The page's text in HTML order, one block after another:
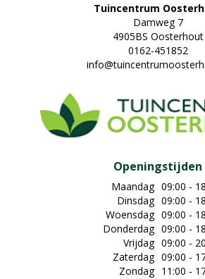
Tuincentrum
Damweg 7
4905BS Oosterhout
0162-451852
Openingstijden
Maandag 09:00 -
Dinsdag 09:00 -
Woensdag 09:00 -
Donderdag 09:00 -
Vrijdag 09:00 -
Zaterdag 09:00 -
Zondag 11:00 -